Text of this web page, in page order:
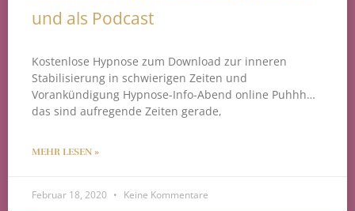
und als Podcast
Kostenlose Hypnose zum Download zur inneren
Stabilisierung in schwierigen Zeiten und
Vorankündigung Hypnose-Info-Abend online Puhhh…
das sind aufregende Zeiten gerade,
MEHR LESEN »
Februar 18, 2020 Keine Kommentare